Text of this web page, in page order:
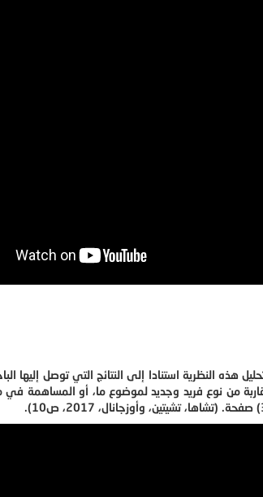
النظرية استنادا إلى النتائج التي توصل إليها
من نوع فريد وجديد لموضوع ما، أو المساهمة في